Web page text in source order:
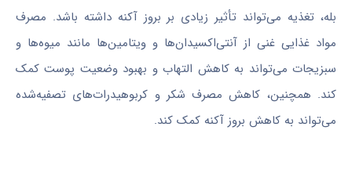
بله، تغذیه می‌تواند تأثیر زیادی بر بروز آکنه داشته باشد. مصرف
مواد غذایی غنی از آنتی‌اکسیدان‌ها و ویتامین‌ها مانند میوه‌ها و
سبزیجات می‌تواند به کاهش التهاب و بهبود وضعیت پوست کمک
کند. همچنین، کاهش مصرف شکر و کربوهیدرات‌های تصفیه‌شده
می‌تواند به کاهش بروز آکنه کمک کند.